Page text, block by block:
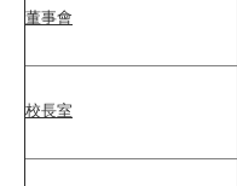
董事會
校長室